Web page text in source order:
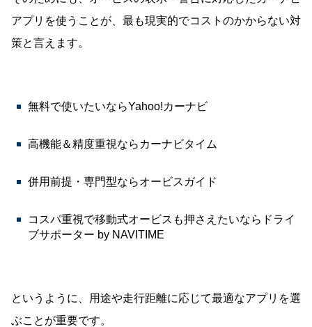
アプリを使うことが、最も現実的でコストのかからない対
策と言えます。
無料で使いたいならYahoo!カーナビ
高機能＆精度重視ならカーナビタイム
併用前提・専門型ならオービスガイド
コスパ重視で移動式オービスも押さえたいならドライ
ブサポーター by NAVITIME
というように、用途や走行距離に応じて最適なアプリを選
ぶことが重要です。